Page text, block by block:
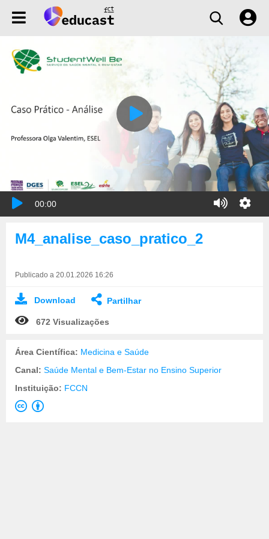
00:00
M4_analise_caso_pratico_2
Publicado a 20.01.2026 16:26
Download Partilhar
672 Visualizações
Área Científica: Medicina e Saúde
Canal: Saúde Mental e Bem-Estar no Ensino Superior
Instituição: FCCN